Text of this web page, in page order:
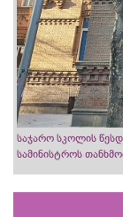
საჯარო სკოლის
სამინისტროს